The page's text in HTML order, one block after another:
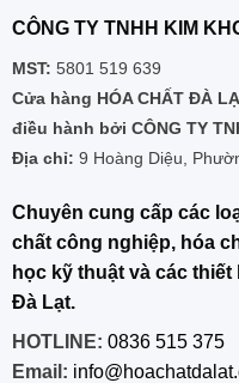
CÔNG TY TNHH KIM
MST: 5801 519 639
Cửa hàng HÓA CHẤT ĐÀ
điều hành bởi CÔNG TY
Địa chỉ: 9 Hoàng Diệu,
Chuyên cung cấp các
chất công nghiệp, hóa
học kỹ thuật và các
Đà Lạt.
HOTLINE: 0836 515 375
Email: